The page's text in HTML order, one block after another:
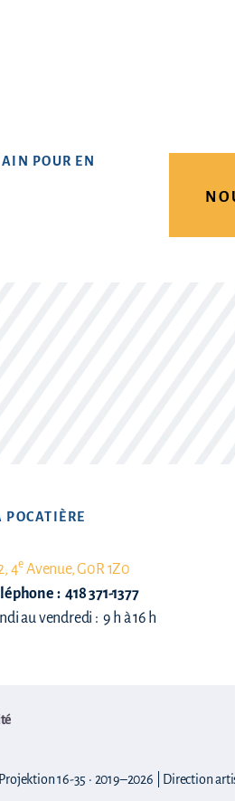
POUR EN
POCATIÈRE
4e Avenue, G0R 1Z0
: 418 371-1377
au vendredi : 9 h à 16 h
16-35 · 2019–2026 | Direction